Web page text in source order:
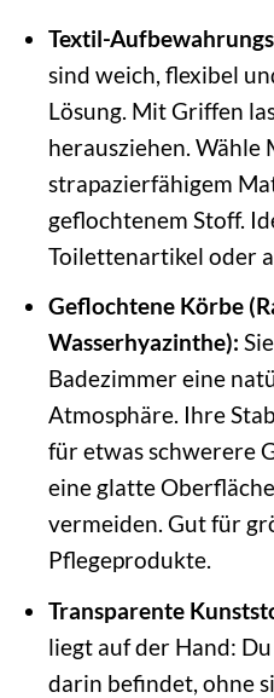
Textil-
sind weich, flexibel
Lösung. Mit Griffen
herausziehen. Wähle
strapazierfähigem
geflochtenem Stoff.
Toilettenartikel oder
Geflochtene Körbe
Wasserhyazinthe):
Badezimmer eine
Atmosphäre. Ihre
für etwas schwerere
eine glatte
vermeiden. Gut für
Pflegeprodukte.
Transparente
liegt auf der Hand:
darin befindet, ohne